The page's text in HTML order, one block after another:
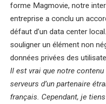
forme Magmovie, notre
entreprise a conclu un
défaut d’un data center
souligner un élément non
données privées des
Il est vrai que notre
serveurs d’un partenaire
français. Cependant, je